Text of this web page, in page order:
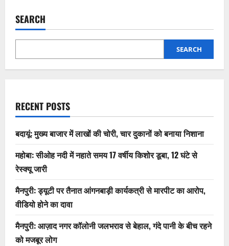
SEARCH
SEARCH
RECENT POSTS
बदायूं: मुख्य बाजार में लाखों की चोरी, चार दुकानों को बनाया निशाना
महोबा: सीओह नदी में नहाते समय 17 वर्षीय किशोर डूबा, 12 घंटे से
रेस्क्यू जारी
मैनपुरी: ड्यूटी पर तैनात आंगनबाड़ी कार्यकत्री से मारपीट का आरोप,
वीडियो होने का दावा
मैनपुरी: आज़ाद नगर कॉलोनी जलभराव से बेहाल, गंदे पानी के बीच रहने
को मजबूर लोग